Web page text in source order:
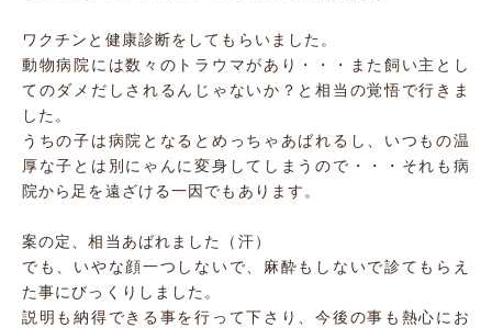
ワクチンと健康診断をしてもらいました。
動物病院には数々のトラウマがあり・・・また飼い主とし
てのダメだしされるんじゃないか？と相当の覚悟で行きま
した。
うちの子は病院となるとめっちゃあばれるし、いつもの温
厚な子とは別にゃんに変身してしまうので・・・それも病
院から足を遠ざける一因でもあります。
案の定、相当あばれました（汗）
でも、いやな顔一つしないで、麻酔もしないで診てもらえ
た事にびっくりしました。
説明も納得できる事を行って下さり、今後の事も熱心にお